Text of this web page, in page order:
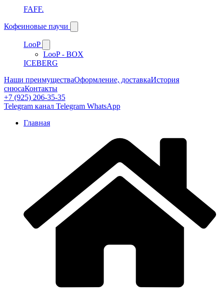
FAFF.
Кофеиновые паучи
LooP
LooP - BOX
ICEBERG
Наши преимуществаОформление, доставкаИстория
снюсаКонтакты
+7 (925) 206-35-35
Telegram канал Telegram WhatsApp
Главная